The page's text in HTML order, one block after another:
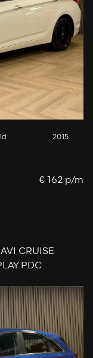
2015
€ 162 p/m
CRUISE
PDC